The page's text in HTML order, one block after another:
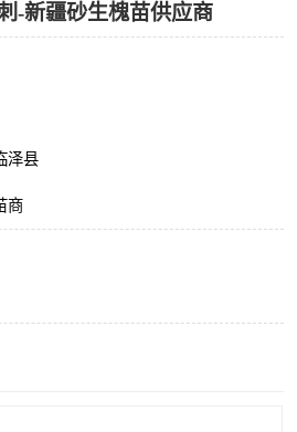
-新疆砂生槐苗供应商
泽县
商